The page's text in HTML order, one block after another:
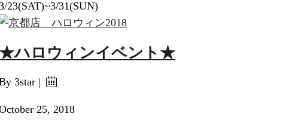
23(SAT)~3/31(SUN)
★ハロウィンイベント★
3star |
25, 2018